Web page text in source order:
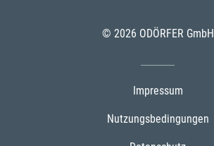
© 2026 ODÖRFER GmbH
Impressum
Nutzungsbedingungen